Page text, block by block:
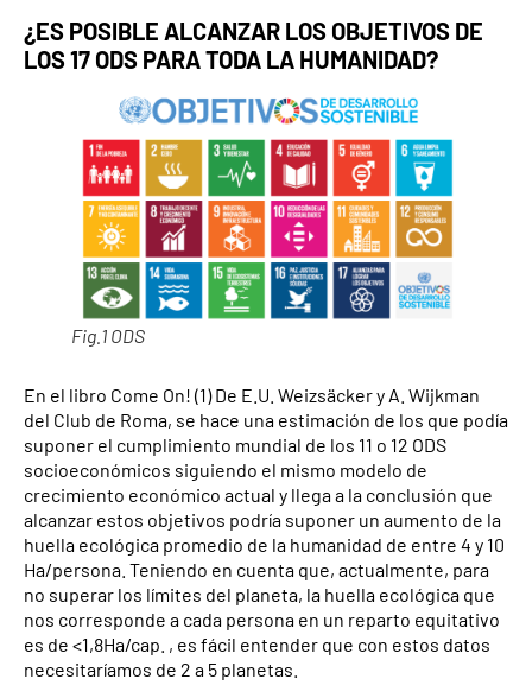
¿ES POSIBLE ALCANZAR LOS OBJETIVOS DE
LOS 17 ODS PARA TODA LA HUMANIDAD?
Fig.1 ODS
En el libro Come On! (1) De E.U. Weizsäcker y A. Wijkman
del Club de Roma, se hace una estimación de los que podía
suponer el cumplimiento mundial de los 11 o 12 ODS
socioeconómicos siguiendo el mismo modelo de
crecimiento económico actual y llega a la conclusión que
alcanzar estos objetivos podría suponer un aumento de la
huella ecológica promedio de la humanidad de entre 4 y 10
Ha/persona. Teniendo en cuenta que, actualmente, para
no superar los límites del planeta, la huella ecológica que
nos corresponde a cada persona en un reparto equitativo
es de <1,8Ha/cap. , es fácil entender que con estos datos
necesitaríamos de 2 a 5 planetas.